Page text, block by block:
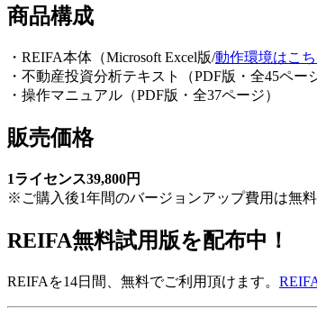
商品構成
・REIFA本体（Microsoft Excel版/動作環境はこ
・不動産投資分析テキスト（PDF版・全45ペー
・操作マニュアル（PDF版・全37ページ）
販売価格
1ライセンス39,800円
※ご購入後1年間のバージョンアップ費用は無料
REIFA無料試用版を配布中！
REIFAを14日間、無料でご利用頂けます。